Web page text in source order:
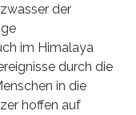
der
im Himalaya
durch die
in die
hoffen auf